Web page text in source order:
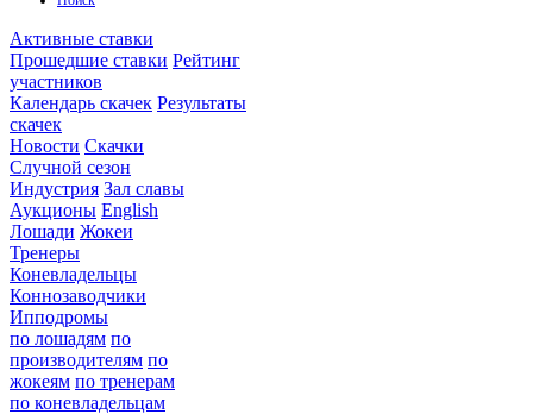
Активные ставки
Прошедшие ставки Рейтинг
участников
Календарь скачек Результаты
скачек
Новости Скачки
Случной сезон
Индустрия Зал славы
Аукционы English
Лошади Жокеи
Тренеры
Коневладельцы
Коннозаводчики
Ипподромы
по лошадям по
производителям по
жокеям по тренерам
по коневладельцам